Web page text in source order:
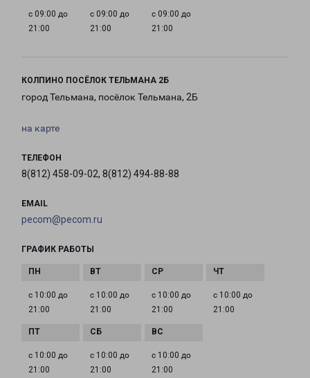
с 09:00 до
21:00
с 09:00 до
21:00
с 09:00 до
21:00
КОЛПИНО ПОСЁЛОК ТЕЛЬМАНА 2Б
город Тельмана, посёлок Тельмана, 2Б
на карте
ТЕЛЕФОН
8(812) 458-09-02, 8(812) 494-88-88
EMAIL
pecom@pecom.ru
ГРАФИК РАБОТЫ
с 10:00 до
21:00
с 10:00 до
21:00
с 10:00 до
21:00
с 10:00 до
21:00
с 10:00 до
21:00
с 10:00 до
21:00
с 10:00 до
21:00